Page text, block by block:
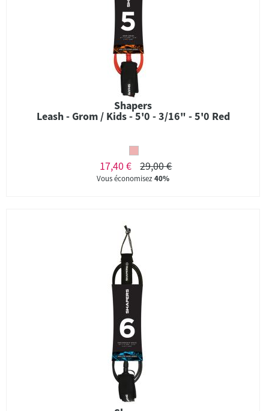
Shapers
Leash - Grom / Kids - 5'0 - 3/16" - 5'0 Red
17,40 € 29,00 €
Vous économisez40%